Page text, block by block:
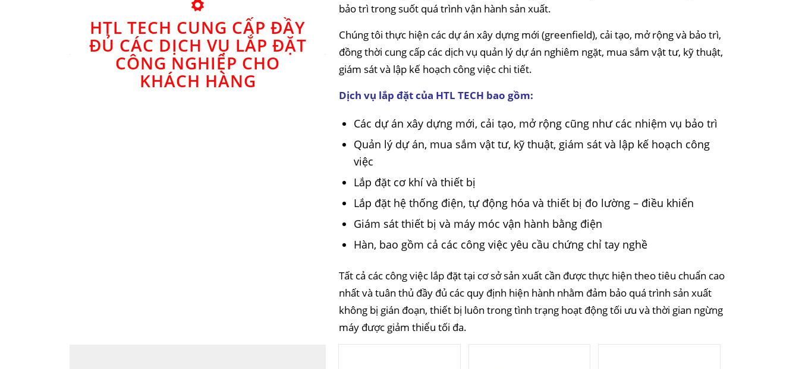
HTL TECH CUNG CẤP ĐẦY
ĐỦ CÁC DỊCH VỤ LẮP ĐẶT
CÔNG NGHIỆP CHO
KHÁCH HÀNG
bảo trì trong suốt quá trình vận hành sản xuất.
Chúng tôi thực hiện các dự án xây dựng mới (greenfield), cải tạo, mở rộng và bảo trì,
đồng thời cung cấp các dịch vụ quản lý dự án nghiêm ngặt, mua sắm vật tư, kỹ thuật,
giám sát và lập kế hoạch công việc chi tiết.
Dịch vụ lắp đặt của HTL TECH bao gồm:
Các dự án xây dựng mới, cải tạo, mở rộng cũng như các nhiệm vụ bảo trì
Quản lý dự án, mua sắm vật tư, kỹ thuật, giám sát và lập kế hoạch công
việc
Lắp đặt cơ khí và thiết bị
Lắp đặt hệ thống điện, tự động hóa và thiết bị đo lường – điều khiển
Giám sát thiết bị và máy móc vận hành bằng điện
Hàn, bao gồm cả các công việc yêu cầu chứng chỉ tay nghề
Tất cả các công việc lắp đặt tại cơ sở sản xuất cần được thực hiện theo tiêu chuẩn cao
nhất và tuân thủ đầy đủ các quy định hiện hành nhằm đảm bảo quá trình sản xuất
không bị gián đoạn, thiết bị luôn trong tình trạng hoạt động tối ưu và thời gian ngừng
máy được giảm thiểu tối đa.